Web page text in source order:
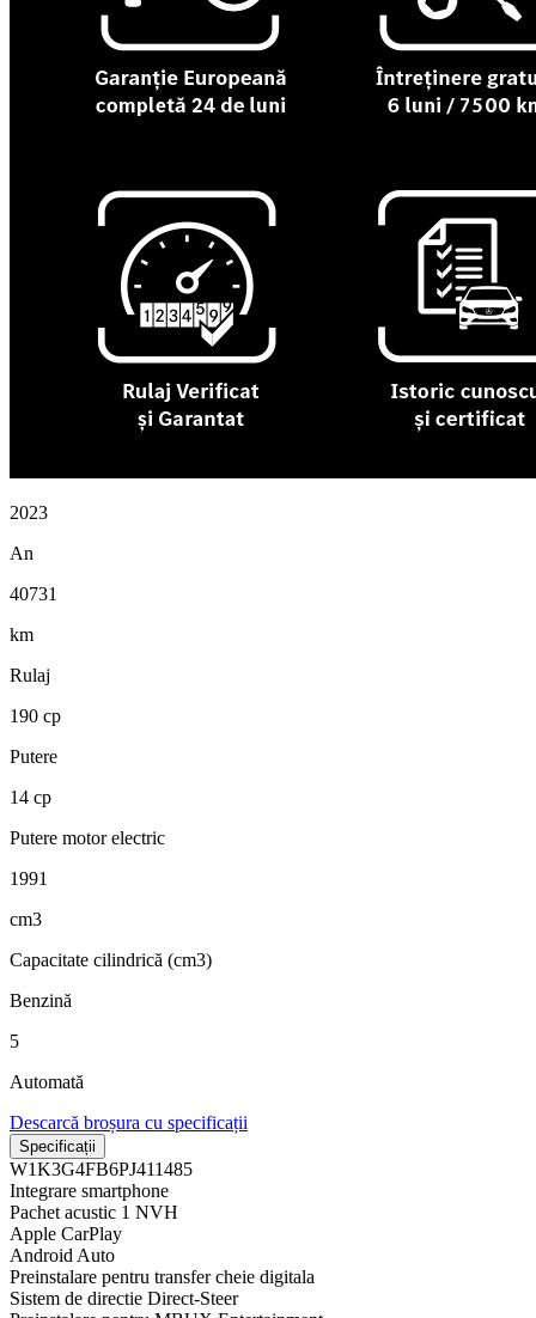
2023
An
40731
km
Rulaj
190 cp
Putere
14 cp
Putere motor electric
1991
cm3
Capacitate cilindrică (cm3)
Benzină
5
Automată
Descarcă broșura cu specificații
Specificații
W1K3G4FB6PJ411485
Integrare smartphone
Pachet acustic 1 NVH
Apple CarPlay
Android Auto
Preinstalare pentru transfer cheie digitala
Sistem de directie Direct-Steer